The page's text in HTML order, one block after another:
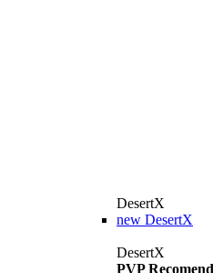
DesertX
new DesertX
DesertX
PVP